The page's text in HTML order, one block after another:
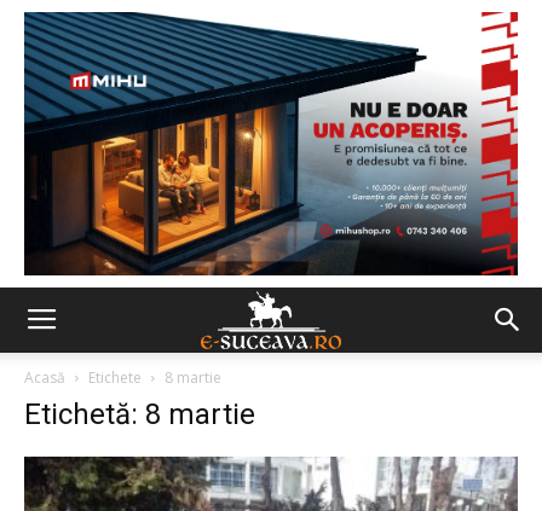
Acasă Etichete 8 martie
Etichetă: 8 martie